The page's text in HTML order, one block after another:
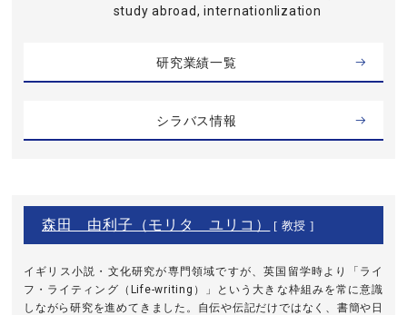
study abroad, internationlization
研究業績一覧
シラバス情報
森田 由利子（モリタ ユリコ） [ 教授 ]
イギリス小説・文化研究が専門領域ですが、英国留学時より「ライ
フ・ライティング（Life-writing）」という大きな枠組みを常に意識
しながら研究を進めてきました。自伝や伝記だけではなく、書簡や日